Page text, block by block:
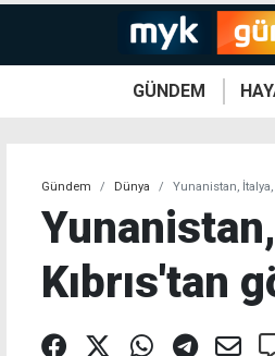
GÜNDEM
Gündem Dünya Yunanistan,
Kıbrıs'tan